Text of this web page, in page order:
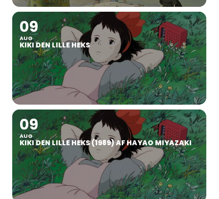
09
AUG
KIKI DEN LILLE HEKS
09
AUG
KIKI DEN LILLE HEKS (1989) AF HAYAO MIYAZAKI